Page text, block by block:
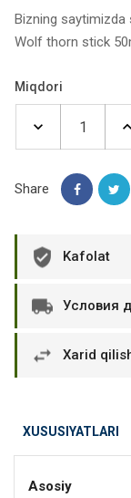
Bizning saytimizda
Wolf thorn stick
Miqdori
Share
Kafolat
Условия
Xarid
XUSUSIYATLARI
Asosiy